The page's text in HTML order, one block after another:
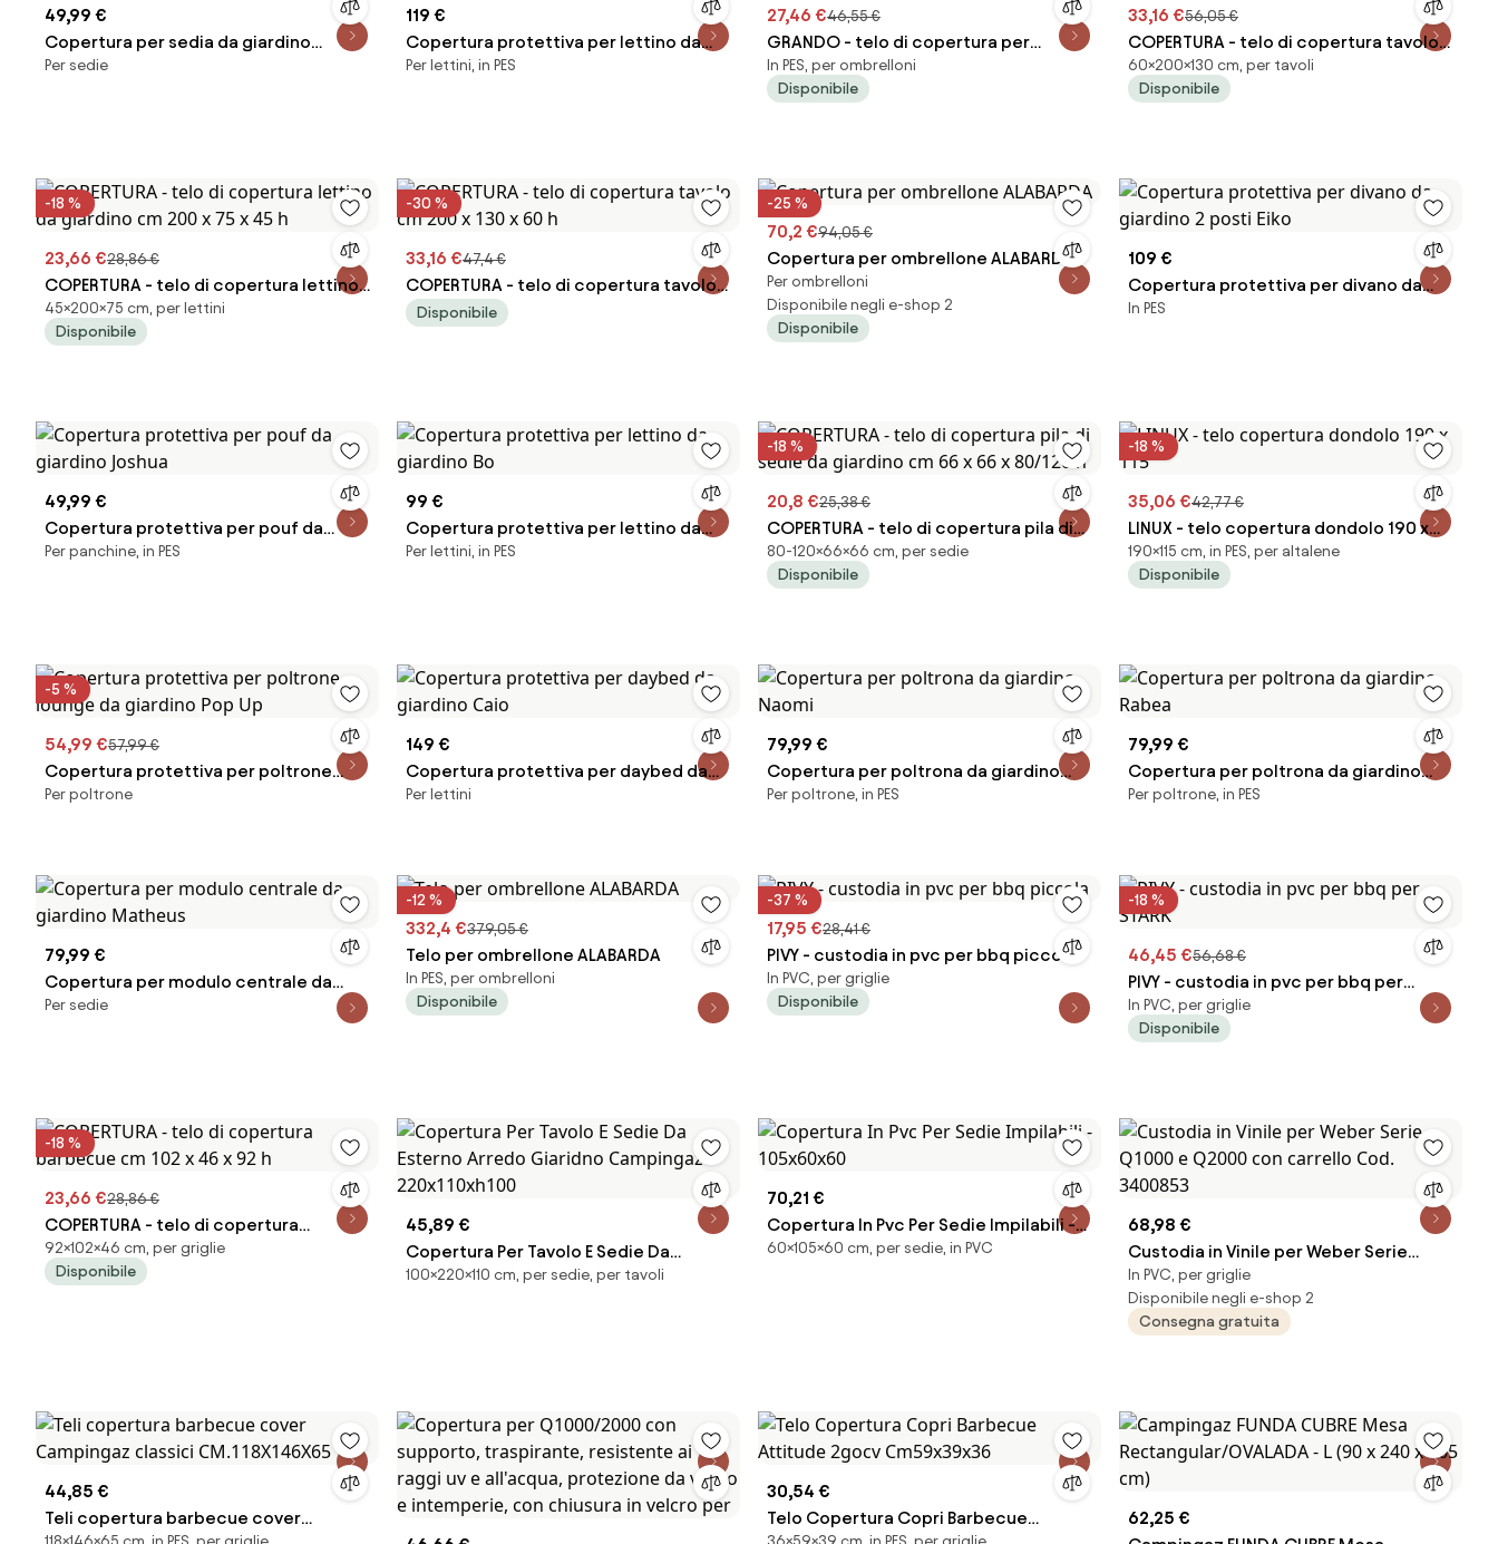
49,99 €
Copertura per sedia da giardino
Matheus
Per sedie
119 €
Copertura protettiva per lettino da
giardino Lu
Per lettini, in PES
27,46 €46,55 €
GRANDO - telo di copertura per
ombrellone
In PES, per ombrelloni
Disponibile
33,16 €56,05 €
COPERTURA - telo di copertura tavolo
cm 200 x 130 x 60 h
60×200×130 cm, per tavoli
Disponibile
-18 %
23,66 €28,86 €
COPERTURA - telo di copertura lettino
da giardino cm 200 x 75 x 45 h
45×200×75 cm, per lettini
Disponibile
-30 %
33,16 €47,4 €
COPERTURA - telo di copertura tavolo
cm 200 x 130 x 60 h
Disponibile
-25 %
70,2 €94,05 €
Copertura per ombrellone ALABARDA
Per ombrelloni
Disponibile negli e-shop 2
Disponibile
109 €
Copertura protettiva per divano da
giardino 2 posti Eiko
In PES
49,99 €
Copertura protettiva per pouf da
giardino Joshua
Per panchine, in PES
99 €
Copertura protettiva per lettino da
giardino Bo
Per lettini, in PES
-18 %
20,8 €25,38 €
COPERTURA - telo di copertura pila di
sedie da giardino cm 66 x 66 x 80/120 h
80-120×66×66 cm, per sedie
Disponibile
-18 %
35,06 €42,77 €
LINUX - telo copertura dondolo 190 x
115
190×115 cm, in PES, per altalene
Disponibile
-5 %
54,99 €57,99 €
Copertura protettiva per poltrone
lounge da giardino Pop Up
Per poltrone
149 €
Copertura protettiva per daybed da
giardino Caio
Per lettini
79,99 €
Copertura per poltrona da giardino
Naomi
Per poltrone, in PES
79,99 €
Copertura per poltrona da giardino
Rabea
Per poltrone, in PES
79,99 €
Copertura per modulo centrale da
giardino Matheus
Per sedie
-12 %
332,4 €379,05 €
Telo per ombrellone ALABARDA
In PES, per ombrelloni
Disponibile
-37 %
17,95 €28,41 €
PIVY - custodia in pvc per bbq piccola
In PVC, per griglie
Disponibile
-18 %
46,45 €56,68 €
PIVY - custodia in pvc per bbq per
STARK
In PVC, per griglie
Disponibile
-18 %
23,66 €28,86 €
COPERTURA - telo di copertura
barbecue cm 102 x 46 x 92 h
92×102×46 cm, per griglie
Disponibile
45,89 €
Copertura Per Tavolo E Sedie Da
Esterno Arredo Giaridno Campingaz
100×220×110 cm, per sedie, per tavoli
70,21 €
Copertura In Pvc Per Sedie Impilabili -
105x60x60
60×105×60 cm, per sedie, in PVC
68,98 €
Custodia in Vinile per Weber Serie
Q1000 e Q2000 con carrello Cod.
3400853
In PVC, per griglie
Disponibile negli e-shop 2
Consegna gratuita
44,85 €
Teli copertura barbecue cover
30,54 €
Telo Copertura Copri Barbecue
62,25 €